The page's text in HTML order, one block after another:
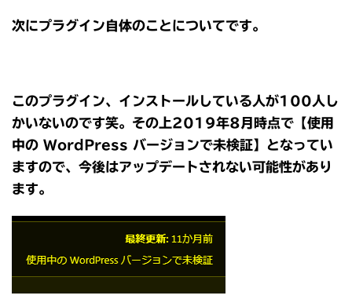
次にプラグイン自体のことについてです。
このプラグイン、インストールしている人が100人し
かいないのです笑。その上2019年8月時点で【使用
中の WordPress バージョンで未検証】となってい
ますので、今後はアップデートされない可能性があり
ます。